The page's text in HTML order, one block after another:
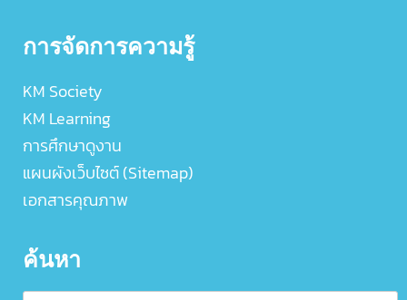
การจัดการความรู้
KM Society
KM Learning
การศึกษาดูงาน
แผนผังเว็บไซต์ (Sitemap)
เอกสารคุณภาพ
ค้นหา